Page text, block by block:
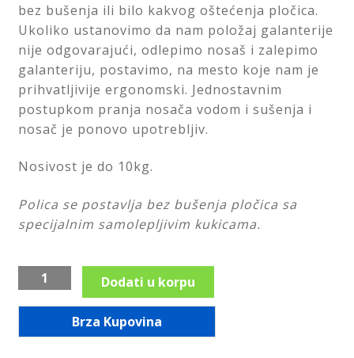
Slavine i ventili
Proširi
Tuš kabine
Proširi
Tuševi
Proširi
Saveti
Kontakt
bez bušenja ili bilo kakvog oštećenja pločica.
Ukoliko ustanovimo da nam položaj galanterije
nije odgovarajući, odlepimo nosaš i zalepimo
galanteriju, postavimo, na mesto koje nam je
prihvatljivije ergonomski. Jednostavnim
postupkom pranja nosača vodom i sušenja i
nosač je ponovo upotrebljiv.
Nosivost je do 10kg.
Polica se postavlja bez bušenja pločica sa
specijalnim samolepljivim kukicama.
Ravna
dvospratna
polica
Dodati u korpu
Brza Kupovina